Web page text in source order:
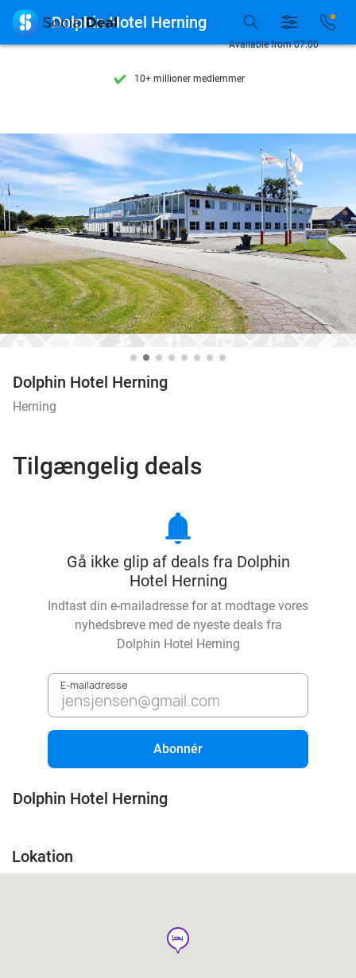
Tilgængelig 7 dage om ugen
10+ millioner medlemmer
Tilgængelig 7 dage om ugen
10+ millioner medlemmer
Available from 07:00
 Dolphin Hotel Herning
Dolphin Hotel Herning
Herning
Tilgængelig deals
notifications
Gå ikke glip af deals fra Dolphin
Hotel Herning
Indtast din e-mailadresse for at modtage vores
nyhedsbreve med de nyeste deals fra
Dolphin Hotel Herning
E-mailadresse
Abonnér
Dolphin Hotel Herning
Lokation
hotel